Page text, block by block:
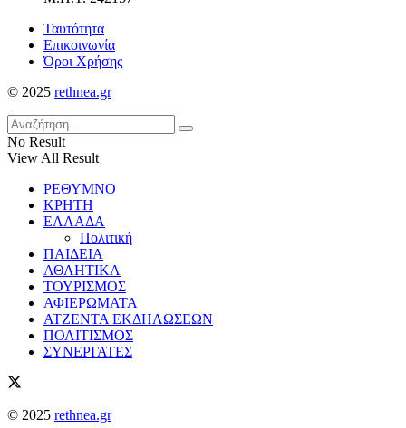
Ταυτότητα
Επικοινωνία
Όροι Χρήσης
© 2025 rethnea.gr
No Result
View All Result
ΡΕΘΥΜΝΟ
ΚΡΗΤΗ
ΕΛΛΑΔΑ
Πολιτική
ΠΑΙΔΕΙΑ
ΑΘΛΗΤΙΚΑ
ΤΟΥΡΙΣΜΟΣ
ΑΦΙΕΡΩΜΑΤΑ
ΑΤΖΕΝΤΑ ΕΚΔΗΛΩΣΕΩΝ
ΠΟΛΙΤΙΣΜΟΣ
ΣΥΝΕΡΓΑΤΕΣ
© 2025 rethnea.gr